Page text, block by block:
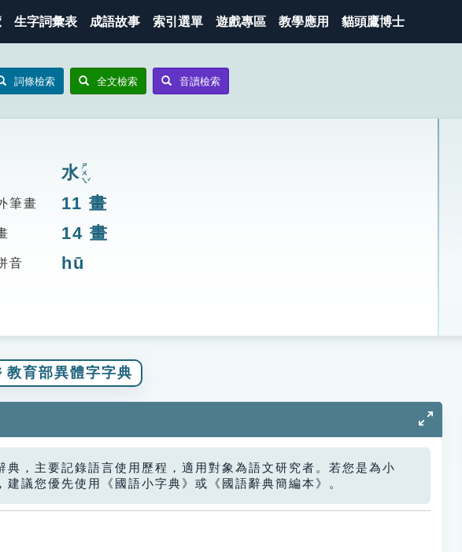
生字詞彙表 成語故事 索引選單 遊戲專區 教學應用 貓頭鷹博士
詞條檢索 全文檢索 音讀檢索
水ㄕㄨㄟˇ
筆畫 11 畫
14 畫
音 hū
教育部異體字字典
典，主要記錄語言使用歷程，適用對象為語文研究者。若您是為小
議您優先使用《國語小字典》或《國語辭典簡編本》。